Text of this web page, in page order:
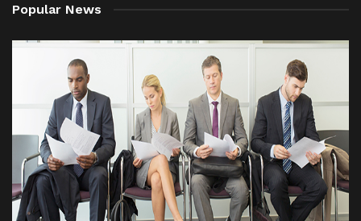
Popular News